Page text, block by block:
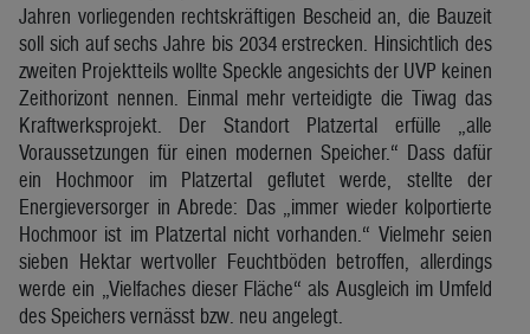
Jahren vorliegenden rechtskräftigen Bescheid an, die Bauzeit
soll sich auf sechs Jahre bis 2034 erstrecken. Hinsichtlich des
zweiten Projektteils wollte Speckle angesichts der UVP keinen
Zeithorizont nennen. Einmal mehr verteidigte die Tiwag das
Kraftwerksprojekt. Der Standort Platzertal erfülle „alle
Voraussetzungen für einen modernen Speicher.“ Dass dafür
ein Hochmoor im Platzertal geflutet werde, stellte der
Energieversorger in Abrede: Das „immer wieder kolportierte
Hochmoor ist im Platzertal nicht vorhanden.“ Vielmehr seien
sieben Hektar wertvoller Feuchtböden betroffen, allerdings
werde ein „Vielfaches dieser Fläche“ als Ausgleich im Umfeld
des Speichers vernässt bzw. neu angelegt.